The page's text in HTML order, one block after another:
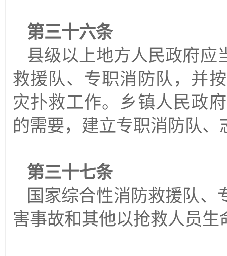
第三十六条
县级以上地方人民政府应
救援队、专职消防队，并
灾扑救工作。乡镇人民政
的需要，建立专职消防队
第三十七条
国家综合性消防救援队
害事故和其他以抢救人员